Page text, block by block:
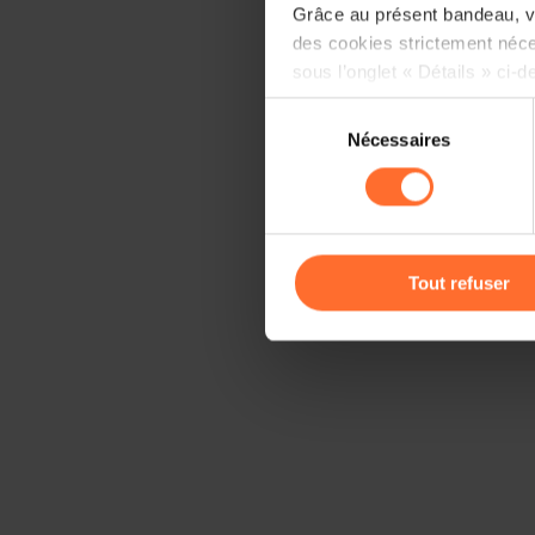
Grâce au présent bandeau,
des cookies strictement
sous l’onglet « Détails » ci-
Il est précisé que la
sociaux, sauvegarde des
cas de refus de tous les
gauche de chaque page.
consentement
Nécessaires
Tout refuser